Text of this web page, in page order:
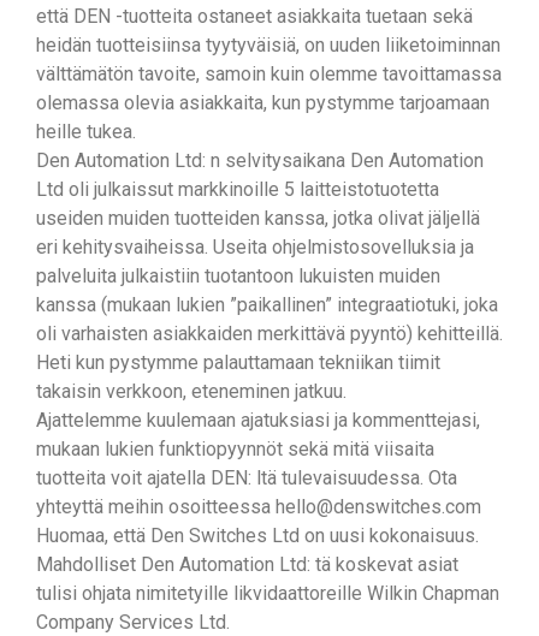
että DEN -tuotteita ostaneet asiakkaita tuetaan sekä
heidän tuotteisiinsa tyytyväisiä, on uuden liiketoiminnan
välttämätön tavoite, samoin kuin olemme tavoittamassa
olemassa olevia asiakkaita, kun pystymme tarjoamaan
heille tukea.
Den Automation Ltd: n selvitysaikana Den Automation
Ltd oli julkaissut markkinoille 5 laitteistotuotetta
useiden muiden tuotteiden kanssa, jotka olivat jäljellä
eri kehitysvaiheissa. Useita ohjelmistosovelluksia ja
palveluita julkaistiin tuotantoon lukuisten muiden
kanssa (mukaan lukien ”paikallinen” integraatiotuki, joka
oli varhaisten asiakkaiden merkittävä pyyntö) kehitteillä.
Heti kun pystymme palauttamaan tekniikan tiimit
takaisin verkkoon, eteneminen jatkuu.
Ajattelemme kuulemaan ajatuksiasi ja kommenttejasi,
mukaan lukien funktiopyynnöt sekä mitä viisaita
tuotteita voit ajatella DEN: ltä tulevaisuudessa. Ota
yhteyttä meihin osoitteessa hello@denswitches.com
Huomaa, että Den Switches Ltd on uusi kokonaisuus.
Mahdolliset Den Automation Ltd: tä koskevat asiat
tulisi ohjata nimitetyille likvidaattoreille Wilkin Chapman
Company Services Ltd.